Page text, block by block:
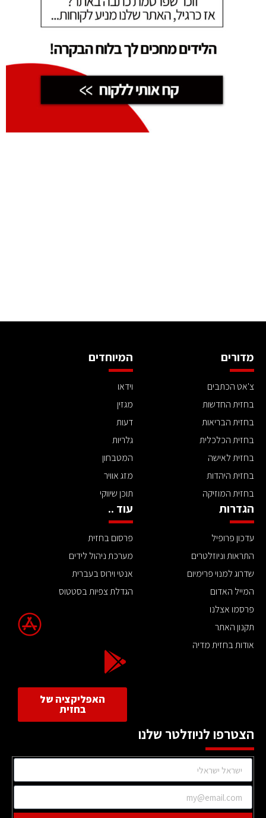
מדורים
צ'אט הכתבים
בחזית החדשות
בחזית הבריאות
בחזית הכלכלית
בחזית לאישה
בחזית היהדות
בחזית המוזיקה
המיוחדים
וידאו
מגזין
דעות
גלריות
המטבחון
מזג אוויר
תוכן שיווקי
הגדרות
עדכון פרופיל
התראות וניוזלטרים
שדרוג למנוי פרימיום
המייל האדום
פרסמו אצלנו
תקנון האתר
אודות בחזית מדיה
עוד ..
פרסום בחזית
מערכת ניהול לידים
אנטי וירוס בעברית
הגדלת צפיות בסטטוס
האפליקציה של
בחזית
הצטרפו לניוזלטר שלנו